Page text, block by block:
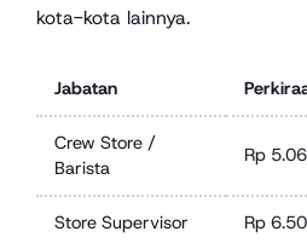
kota-kota lainnya.
Jabatan
Crew Store /
Barista
Rp
Store Supervisor Rp